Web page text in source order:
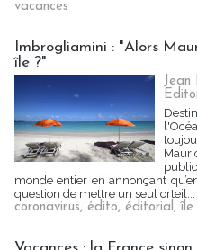
vacances
Imbrogliamini : "Alors
île ?"
monde entier en annonçant
question de mettre un seul orteil...
coronavirus, édito, éditorial,île